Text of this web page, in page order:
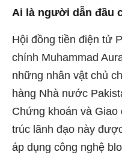
Ai là người dẫn đầu
Hội đồng tiền điện tử
chính Muhammad
những nhân vật chủ
hàng Nhà nước
Chứng khoán và Giao
trúc lãnh đạo này
áp dụng công nghệ